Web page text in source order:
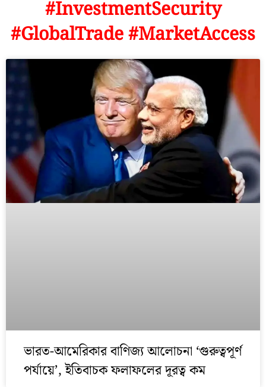
#InvestmentSecurity
#GlobalTrade #MarketAccess
ভারত-আমেরিকার বাণিজ্য আলোচনা ‘গুরুত্বপূর্ণ
পর্যায়ে’, ইতিবাচক ফলাফলের দূরত্ব কম